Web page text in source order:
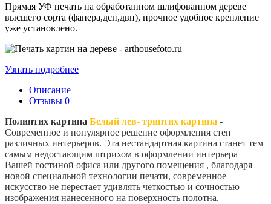
Прямая УФ печать на обработанном шлифованном дереве
высшего сорта (фанера,дсп,двп), прочное удобное крепление
уже установлено.
Узнать подробнее
Описание
Отзывы 0
Полиптих картина Белый лев- триптих картина -
Современное и популярное решение оформления стен
различных интерьеров. Эта нестандартная картина станет тем
самым недостающим штрихом в оформлении интерьера
Вашей гостиной офиса или другого помещения , благодаря
новой специальной технологии печати, современное
искусство не перестает удивлять четкостью и сочностью
изображения нанесенного на поверхность полотна.